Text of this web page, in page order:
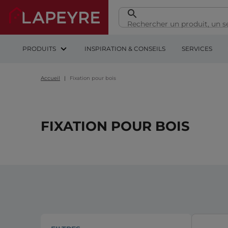
PRODUITS INSPIRATION & CONSEILS SERVICES
Accueil Fixation pour bois
FIXATION POUR BOIS